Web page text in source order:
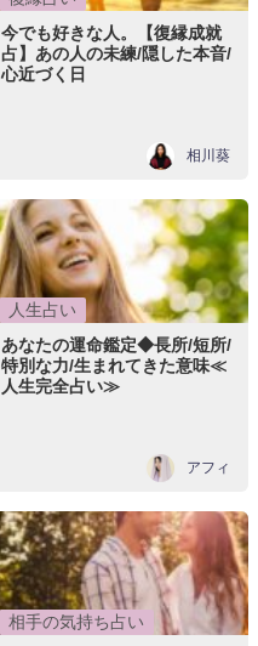
今でも好きな人。【復縁成就
占】あの人の未練/隠した本音/
心近づく日
相川葵
人生占い
あなたの運命鑑定◆長所/短所/
特別な力/生まれてきた意味≪
人生完全占い≫
アフィ
相手の気持ち占い